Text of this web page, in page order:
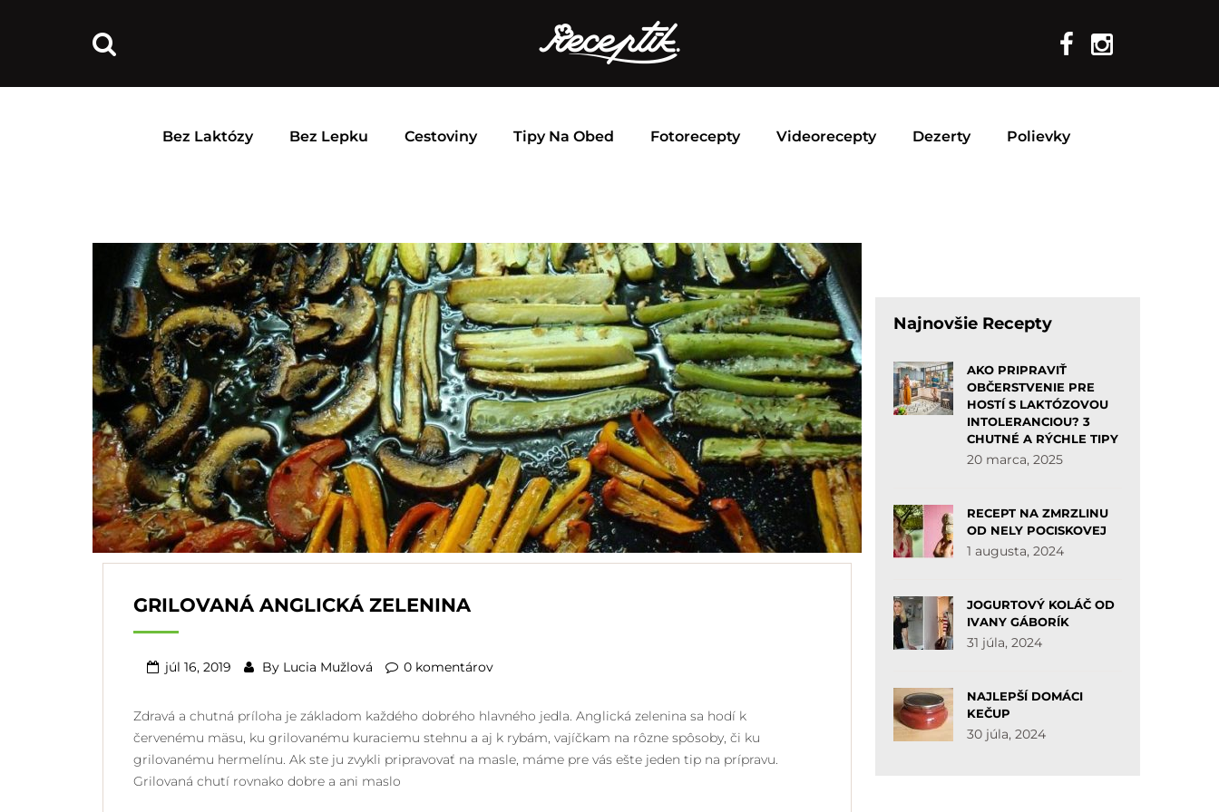
Bez Laktózy Bez Lepku Cestoviny Tipy Na Obed Fotorecepty Videorecepty Dezerty Polievky
GRILOVANÁ ANGLICKÁ ZELENINA
júl 16, 2019 By Lucia Mužlová 0 komentárov
Zdravá a chutná príloha je základom každého dobrého hlavného jedla. Anglická zelenina sa hodí k
červenému mäsu, ku grilovanému kuraciemu stehnu a aj k rybám, vajíčkam na rôzne spôsoby, či ku
grilovanému hermelínu. Ak ste ju zvykli pripravovať na masle, máme pre vás ešte jeden tip na prípravu.
Grilovaná chutí rovnako dobre a ani maslo
Najnovšie Recepty
AKO PRIPRAVIŤ
OBČERSTVENIE PRE
HOSTÍ S LAKTÓZOVOU
INTOLERANCIOU? 3
CHUTNÉ A RÝCHLE TIPY
20 marca, 2025
RECEPT NA ZMRZLINU
OD NELY POCISKOVEJ
1 augusta, 2024
JOGURTOVÝ KOLÁČ OD
IVANY GÁBORÍK
31 júla, 2024
NAJLEPŠÍ DOMÁCI
KEČUP
30 júla, 2024